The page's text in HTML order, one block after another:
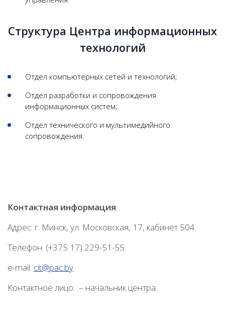
Структура Центра информационных
технологий
Отдел компьютерных сетей и технологий;
Отдел разработки и сопровождения
информационных систем;
Отдел технического и мультимедийного
сопровождения.
Контактная информация
Адрес: г. Минск, ул. Московская, 17, кабинет 504.
Телефон: (+375 17) 229-51-55.
e-mail: cit@pac.by
Контактное лицо: – начальник центра.